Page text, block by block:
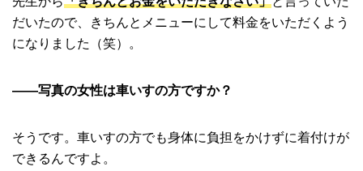
だいたので、きちんとメニューにして料金をいただくよう
になりました（笑）。
――写真の女性は車いすの方ですか？
そうです。車いすの方でも身体に負担をかけずに着付けが
できるんですよ。